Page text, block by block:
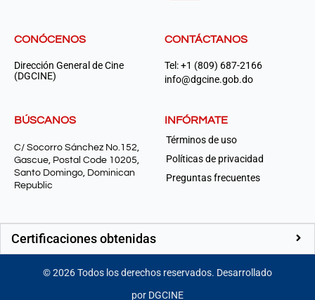
CONÓCENOS
Dirección General de Cine
(DGCINE)
CONTÁCTANOS
Tel: +1 (809) 687-2166
info@dgcine.gob.do
BÚSCANOS
C/ Socorro Sánchez No.152,
Gascue, Postal Code 10205,
Santo Domingo, Dominican
Republic
INFÓRMATE
Términos de uso
Políticas de privacidad
Preguntas frecuentes
Certificaciones obtenidas
©2026Todos los derechos reservados. Desarrollado
por DGCINE